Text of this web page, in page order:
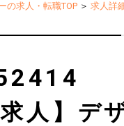
の求人・転職TOP ＞ 求人詳
求人】